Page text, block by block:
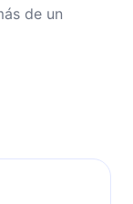
de un